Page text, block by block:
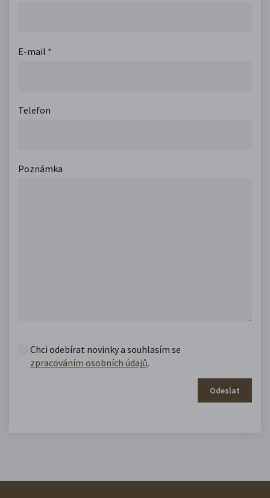
E-mail *
Telefon
Poznámka
Chci odebírat novinky a souhlasím se
zpracováním osobních údajů.
Odeslat